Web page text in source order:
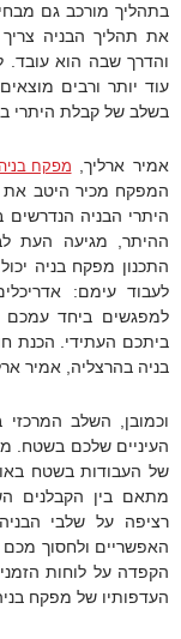
בתהליך מורכב גם
את תהליך הבניה
והדרך שבה הוא עובד.
עוד יותר ורבים
בשלב של קבלת היתרי
אמיר ארליך, מפקח בניה
המפקח מכיר היטב את
היתרי הבניה
ההיתר, מגיעה העת
התכנון מפקח בניה
לעבוד עימם:
למפגשים ביחד עמכם
ביתכם העתידי. הכנת
בניה בהרצליה, אמיר
וכמובן, השלב
העיניים שלכם בשטח.
של העבודות בשטח
מתאם בין הקבלנים
רציפה על שלבי
האפשריים ולחסוך מכם
הקפדה על לוחות
העדפותיו של מפקח